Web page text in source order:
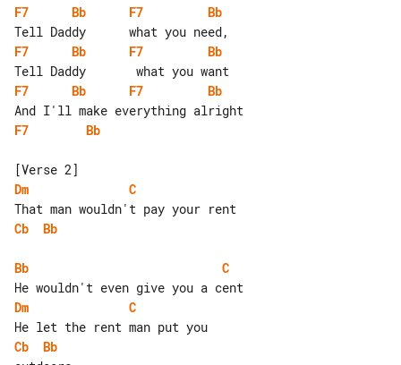
F7
Bb F7
Bb
F7
Bb F7
Bb
F7
Bb F7
Bb
F7
Bb
Dm
C
Cb
Bb
Bb
C
Dm
C
Cb
Bb